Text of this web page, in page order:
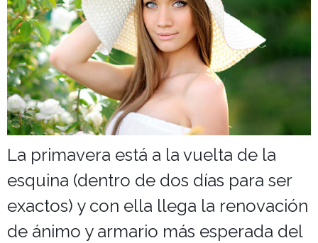
La primavera está a la vuelta de la
esquina (dentro de dos días para ser
exactos) y con ella llega la renovación
de ánimo y armario más esperada del